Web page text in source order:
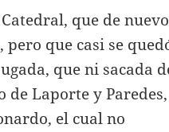
que de
que casi se
que ni sacada
Laporte y
el cual no